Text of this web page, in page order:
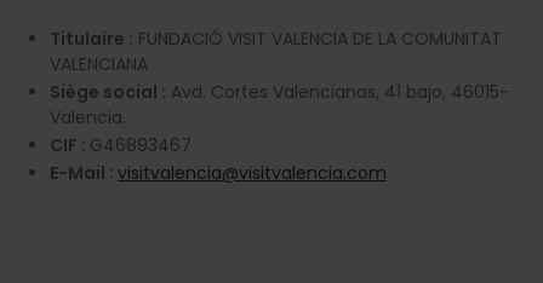
Titulaire : FUNDACIÓ VISIT VALENCIA DE LA COMUNITAT
VALENCIANA
Siège social : Avd. Cortes Valencianas, 41 bajo, 46015-
Valencia.
CIF : G46893467
E-Mail : visitvalencia@visitvalencia.com